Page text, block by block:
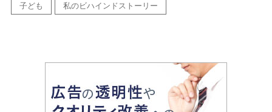
子ども 私のビハインドストーリー